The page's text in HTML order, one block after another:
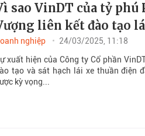
sao VinDT của tỷ phú
liên kết đào tạo
nghiệp
24/03/2025, 11:18
xuất hiện của Công ty Cổ phần
tạo và sát hạch lái xe thuần điện
kỳ vọng...